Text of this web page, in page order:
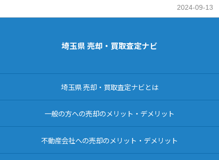
2024-09-13
埼玉県 売却・買取査定ナビ
埼玉県 売却・買取査定ナビとは
一般の方への売却のメリット・デメリット
不動産会社への売却のメリット・デメリット